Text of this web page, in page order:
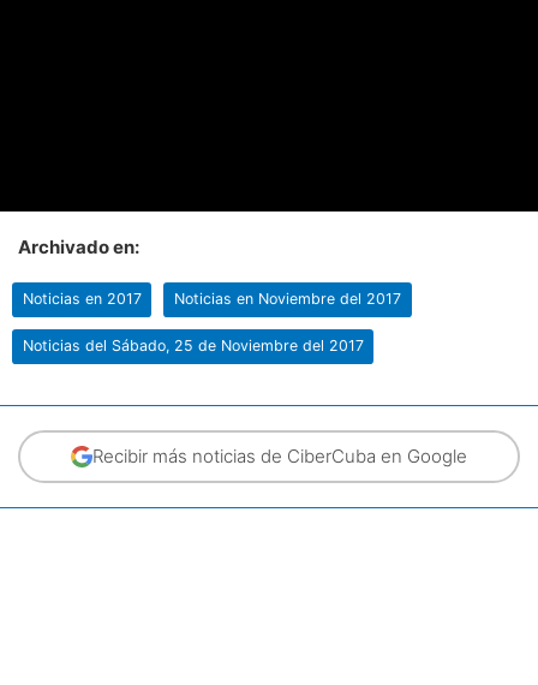
Archivado en:
Noticias en 2017 Noticias en Noviembre del 2017
Noticias del Sábado, 25 de Noviembre del 2017
Recibir más noticias de CiberCuba en Google